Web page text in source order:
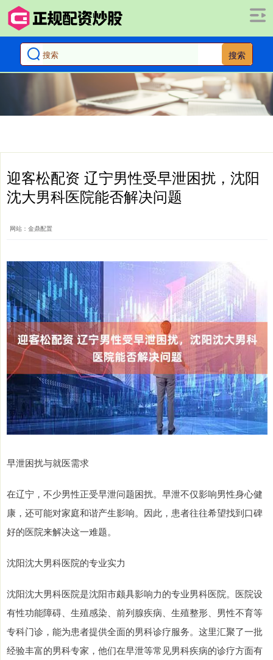
搜索
迎客松配资 辽宁男性受早泄困扰，沈阳
沈大男科医院能否解决问题
网站：金鼎配置
早泄困扰与就医需求
在辽宁，不少男性正受早泄问题困扰。早泄不仅影响男性身心健
康，还可能对家庭和谐产生影响。因此，患者往往希望找到口碑
好的医院来解决这一难题。
沈阳沈大男科医院的专业实力
沈阳沈大男科医院是沈阳市颇具影响力的专业男科医院。医院设
有性功能障碍、生殖感染、前列腺疾病、生殖整形、男性不育等
专科门诊，能为患者提供全面的男科诊疗服务。这里汇聚了一批
经验丰富的男科专家，他们在早泄等常见男科疾病的诊疗方面有